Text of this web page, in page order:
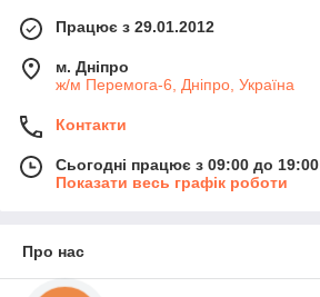
Працює з 29.01.2012
м. Дніпро
ж/м Перемога-6, Дніпро, Україна
Контакти
Сьогодні працює з 09:00 до 19:00
Показати весь графік роботи
Про нас